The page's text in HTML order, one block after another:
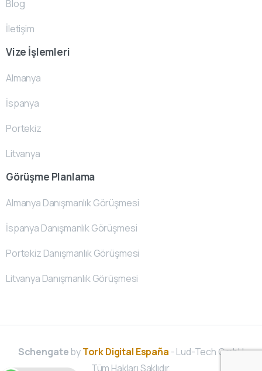
Blog
İletişim
Vize İşlemleri
Almanya
İspanya
Portekiz
Litvanya
Görüşme Planlama
Almanya Danışmanlık Görüşmesi
İspanya Danışmanlık Görüşmesi
Portekiz Danışmanlık Görüşmesi
Litvanya Danışmanlık Görüşmesi
SchengatebyTork Digital España - Lud-Tech GmbH
Tüm Hakları Saklıdır.